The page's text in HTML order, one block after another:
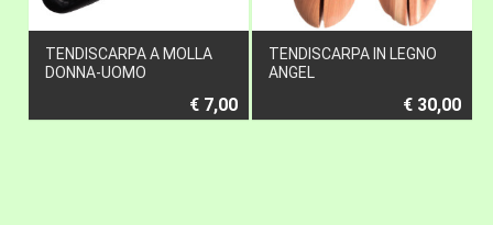
TENDISCARPA A MOLLA
DONNA-UOMO
€ 7,00
TENDISCARPA IN LEGNO
ANGEL
€ 30,00